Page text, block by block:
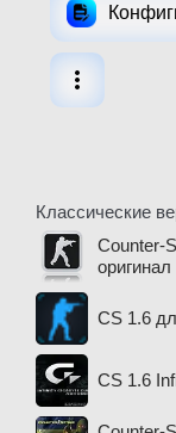
Классические
Counter-
CS 1.6
CS 1.6